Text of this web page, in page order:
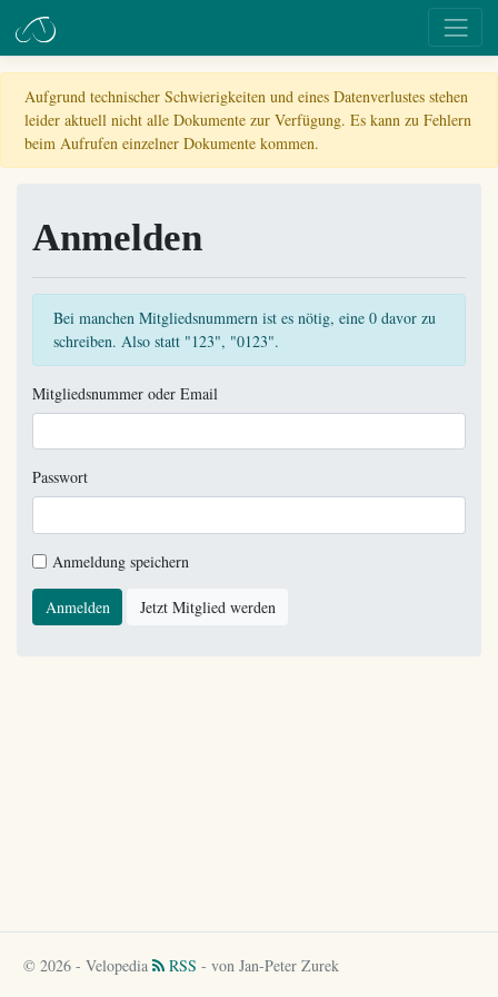
Aufgrund technischer Schwierigkeiten und eines Datenverlustes stehen
leider aktuell nicht alle Dokumente zur Verfügung. Es kann zu Fehlern
beim Aufrufen einzelner Dokumente kommen.
Anmelden
Bei manchen Mitgliedsnummern ist es nötig, eine 0 davor zu
schreiben. Also statt "123", "0123".
Mitgliedsnummer oder Email
Passwort
Anmeldung speichern
Anmelden Jetzt Mitglied werden
© 2026 - Velopedia RSS - von Jan-Peter Zurek